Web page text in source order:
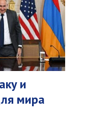
и
мира